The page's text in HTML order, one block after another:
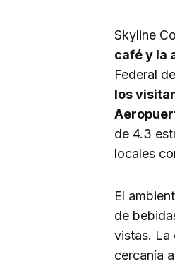
Skyline
café y la
Federal
los
de 4.3
locales
El
de
vistas. La
cercanía